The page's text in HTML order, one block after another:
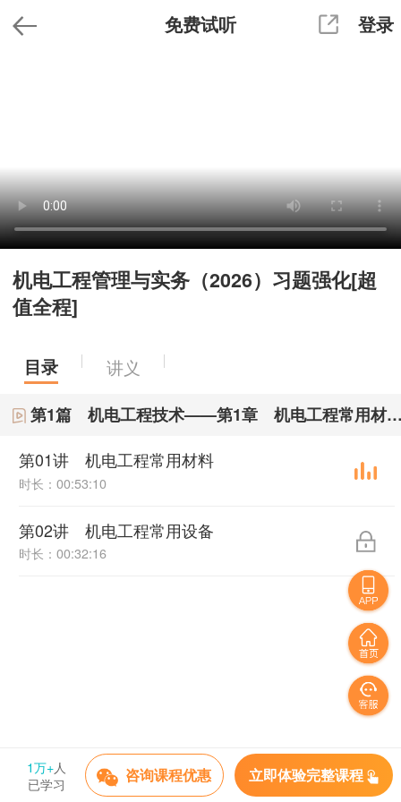
免费试听 登录
机电工程管理与实务（2026）习题强化[超
值全程]
目录 讲义
第1篇 机电工程技术——第1章 机电工程常用材料与设备
第01讲 机电工程常用材料
时长：00:53:10
第02讲 机电工程常用设备
时长：00:32:16
1万+人
已学习
咨询课程优惠 立即体验完整课程